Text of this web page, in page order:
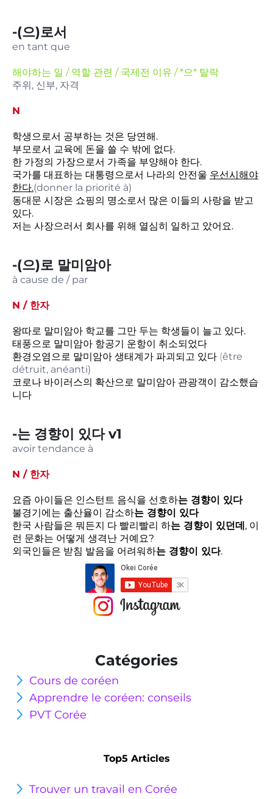
-(으)로서
en tant que
해야하는 일 / 역할 관련 / 국제전 이유 / *으* 탈락
주위, 신부, 자격
N
학생으로서 공부하는 것은 당연해.
부모로서 교육에 돈을 쓸 수 밖에 없다.
한 가정의 가장으로서 가족을 부양해야 한다.
국가를 대표하는 대통령으로서 나라의 안전울 우선시해야
한다.(donner la priorité à)
동대문 시장은 쇼핑의 명소로서 많은 이들의 사랑을 받고
있다.
저는 사장으러서 회사를 위해 열심히 일하고 았어요.
-(으)로 말미암아
à cause de / par
N / 한자
왕따로 말미암아 학교를 그만 두는 학생들이 늘고 있다.
태풍으로 말미암아 항공기 운항이 취소되었다
환경오염으로 말미암아 생태계가 파괴되고 있다 (être
détruit, anéanti)
코로나 바이러스의 확산으로 말미암아 관광객이 감소했습
니다
-는 경향이 있다 v1
avoir tendance à
N / 한자
요즘 아이들은 인스턴트 음식을 선호하는 경향이 있다
불경기에는 출산율이 감소하는 경향이 있다
한국 사람들은 뭐든지 다 빨리빨리 하는 경향이 있던데 , 이
런 문화는 어떻게 생격난 거예요?
외국인들은 받침 발음을 어려워하는 경향이 있다.
Catégories
Cours de coréen
Apprendre le coréen: conseils
PVT Corée
Top5 Articles
Trouver un travail en Corée